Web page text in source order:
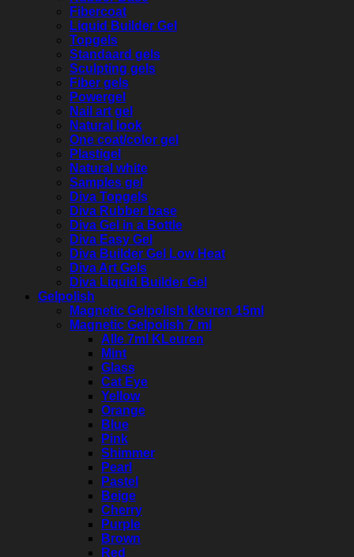
Fibercoat
Liquid Builder Gel
Topgels
Standaard gels
Sculpting gels
Fiber gels
Powergel
Nail art gel
Natural look
One coat/color gel
Plastigel
Natural white
Samples gel
Diva Topgels
Diva Rubber base
Diva Gel in a Bottle
Diva Easy Gel
Diva Builder Gel Low Heat
Diva Art Gels
Diva Liquid Builder Gel
Gelpolish
Magnetic Gelpolish kleuren 15ml
Magnetic Gelpolish 7 ml
Alle 7ml KLeuren
Mint
Glass
Cat Eye
Yellow
Orange
Blue
Pink
Shimmer
Pearl
Pastel
Beige
Cherry
Purple
Brown
Red